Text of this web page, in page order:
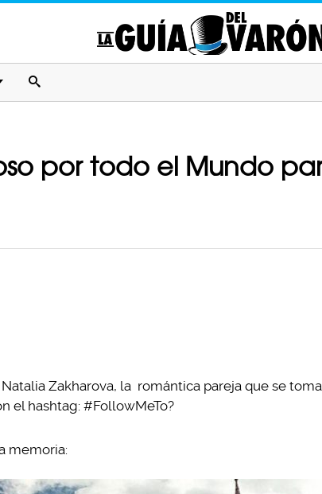
por todo el Mundo
Zakharova, la romántica pareja que se
el hashtag: #FollowMeTo?
memoria: